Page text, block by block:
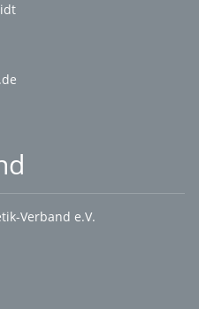
Verband e.V.